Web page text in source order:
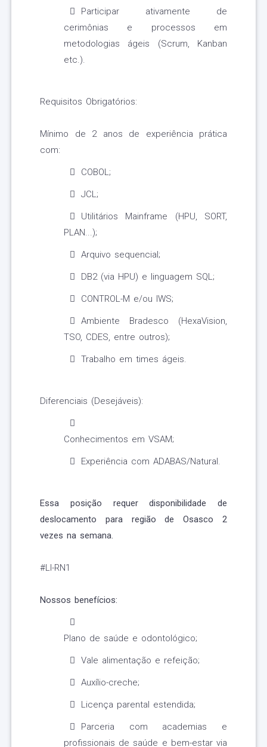
Participar ativamente de
cerimônias e processos em
metodologias ágeis (Scrum, Kanban
etc.).
Requisitos Obrigatórios:
Mínimo de 2 anos de experiência prática
com:
COBOL;
JCL;
Utilitários Mainframe (HPU, SORT,
PLAN...);
Arquivo sequencial;
DB2 (via HPU) e linguagem SQL;
CONTROL-M e/ou IWS;
Ambiente Bradesco (HexaVision,
TSO, CDES, entre outros);
Trabalho em times ágeis.
Diferenciais (Desejáveis):
Conhecimentos em VSAM;
Experiência com ADABAS/Natural.
Essa posição requer disponibilidade de
deslocamento para região de Osasco 2
vezes na semana.
#LI-RN1
Nossos benefícios:
Plano de saúde e odontológico;
Vale alimentação e refeição;
Auxílio-creche;
Licença parental estendida;
Parceria com academias e
profissionais de saúde e bem-estar via